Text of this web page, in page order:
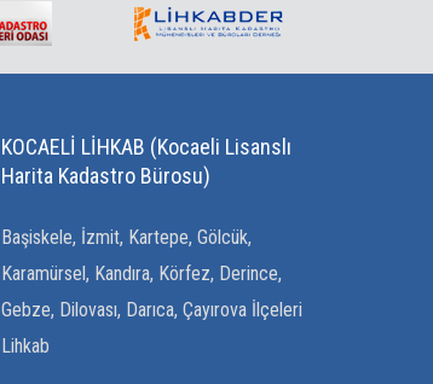
KOCAELİ LİHKAB (Kocaeli Lisanslı
Harita Kadastro Bürosu)
Başiskele, İzmit, Kartepe, Gölcük,
Karamürsel, Kandıra, Körfez, Derince,
Gebze, Dilovası, Darıca, Çayırova İlçeleri
Lihkab